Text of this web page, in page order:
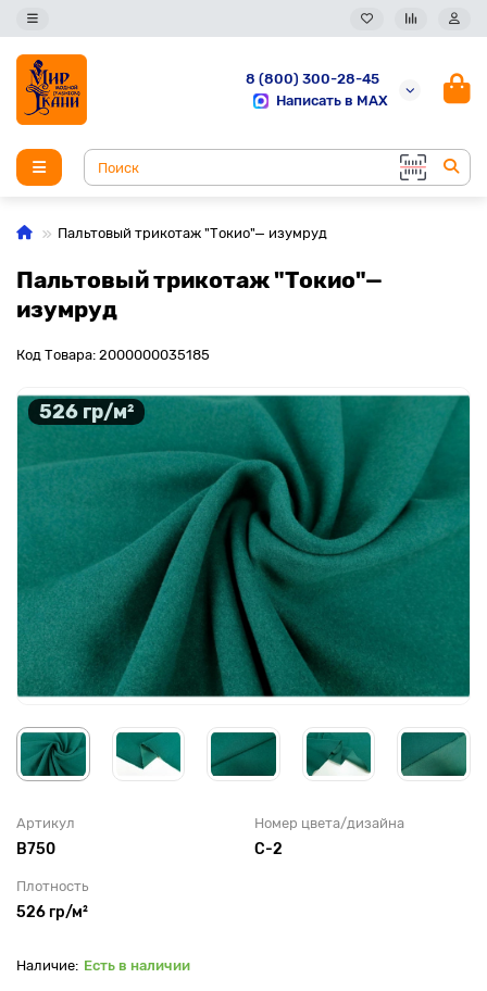
8 (800) 300-28-45
Написать в MAX
Пальтовый трикотаж "Токио"— изумруд
Пальтовый трикотаж "Токио"—
изумруд
Код Товара: 2000000035185
526 гр/м²
Артикул
B750
Номер цвета/дизайна
С-2
Плотность
526 гр/м²
Есть в наличии